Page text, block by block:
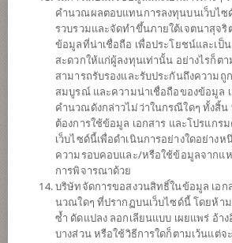
ดาวน์โหลดเอกสาร
ปฏิทินวันหยุด
นโยบาย
เน้นลงทุนในหน่วยลงทุนของกองทุนรวมต่างประ
(Feeder Fund) ได้แก่ Fidelity Funds - Global
Y-ACC-USD (กองทุนหลัก) กองทุนหลักลงทุนใน
ได้ประโยชน์จากการเปลี่ยนแปลงโครงสร้างประ
แพทย์และอุตสาหกรรมการบริโภคที่ได้รับประโย
ประชากรที่ยืนยาวขึ้น จำนวนของประชากรชน
สูงขึ้น และการเติบโตของประชากร เป็นต้น โด
การลงทุนในตลาดเกิดใหม่ไม่เกิน 30% ของมูลค่
คำนวณผลตอบแทนการลงทุนบนเว็บไซ
รวบรวมและจัดทำขึ้นภายใต้เจตนาสุจ
ข้อมูลที่น่าเชื่อถือ เพื่อประโยชน์และเป็
สะดวกให้แก่ผู้ลงทุนเท่านั้น อย่างไรก็ต
สามารถรับรองและรับประกันถึงความถู
สมบูรณ์ และความน่าเชื่อถือของข้อมูล
คำนวณดังกล่าวไม่ว่าในกรณีใดๆ ทั้งสิ้
ต้องการใช้ข้อมูล เอกสาร และโปรแก
เว็บไซด์นี้เพื่อดำเนินการอย่างใดอย่าง
ความรอบคอบและ/หรือใช้ข้อมูลจากแ
การพิจารณาด้วย
บริษัทจัดการขอสงวนสิทธิ์ในข้อมูล เอก
นวณใดๆ ที่ปรากฏบนเว็บไซด์นี้ โดยห้า
ซ้ำ ดัดแปลง ลอกเลียนแบบ เผยแพร่ อ้า
บางส่วน หรือใช้วิธีการใดก็ตามเว้นแต่